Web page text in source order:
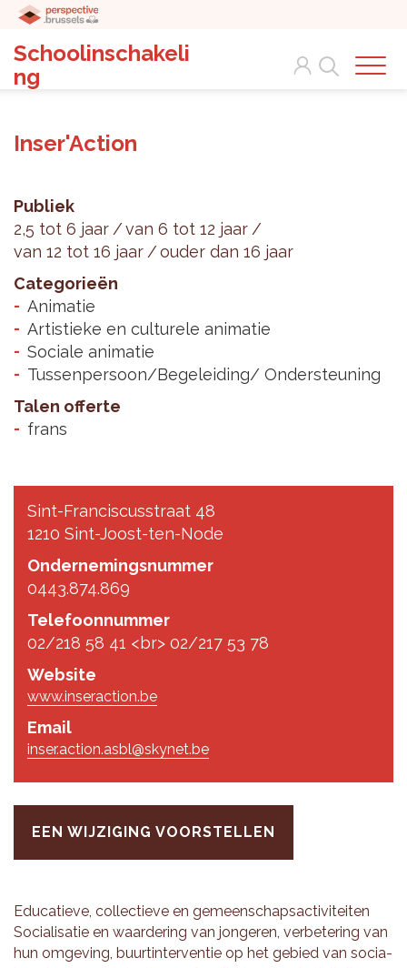
Schoolinschakeli
ng
Search
Inser'Action
Publiek
2,5 tot 6 jaar
van 6 tot 12 jaar
van 12 tot 16 jaar
ouder dan 16 jaar
Categorieën
Animatie
Artistieke en culturele animatie
Sociale animatie
Tussenpersoon/Begeleiding/ Ondersteuning
Talen offerte
frans
Sint-Franciscusstraat 48
1210 Sint-Joost-ten-Node
Ondernemingsnummer
0443.874.869
Telefoonnummer
02/218 58 41 <br> 02/217 53 78
Website
www.inseraction.be
Email
inser.action.asbl@skynet.be
EEN WIJZIGING VOORSTELLEN
Edu­ca­tie­ve, col­lec­tie­ve en ge­meen­schaps­ac­ti­vi­tei­ten
So­ci­a­li­sa­tie en waar­de­ring van jon­ge­ren, ver­be­te­ring van
hun om­ge­ving, buur­tin­ter­ven­tie op het ge­bied van so­ci­a­